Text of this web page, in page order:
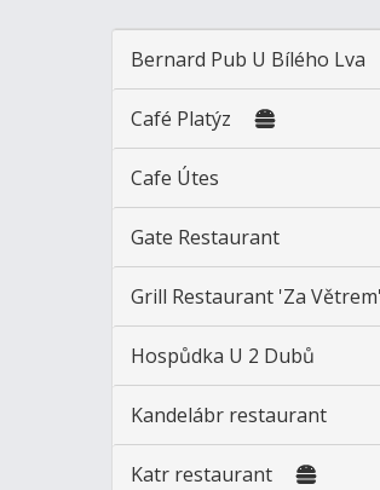
Bernard Pub U Bílého Lva
Café Platýz
Cafe Útes
Gate Restaurant
Grill Restaurant 'Za Větrem'
Hospůdka U 2 Dubů
Kandelábr restaurant
Katr restaurant